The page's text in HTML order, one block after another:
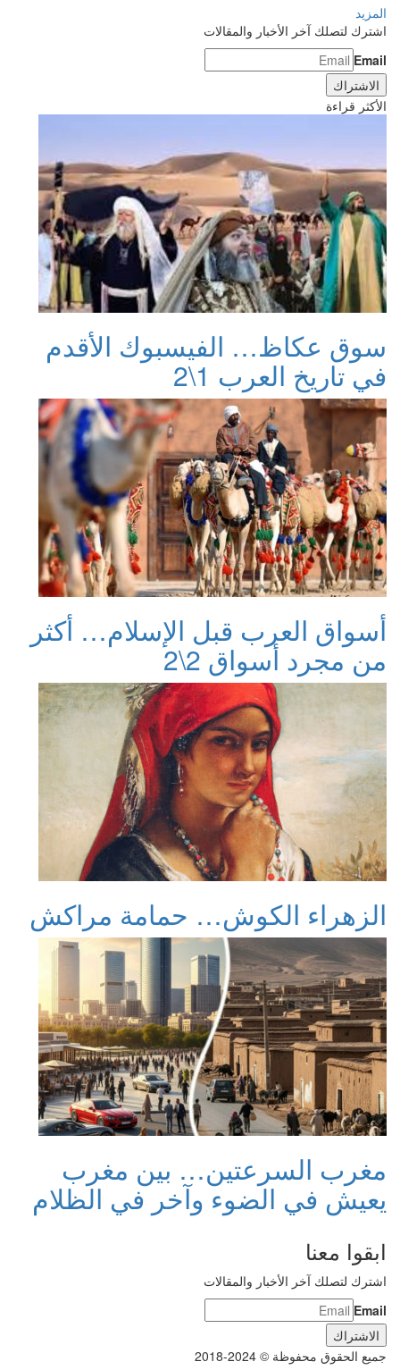
المزيد
اشترك لتصلك آخر الأخبار والمقالات
Email
الأكثر قراءة
سوق عكاظ… الفيسبوك الأقدم
في تاريخ العرب 1\2
أسواق العرب قبل الإسلام… أكثر
من مجرد أسواق 2\2
الزهراء الكوش… حمامة مراكش
مغرب السرعتين… بين مغرب
يعيش في الضوء وآخر في الظلام
ابقوا معنا
اشترك لتصلك آخر الأخبار والمقالات
Email
جميع الحقوق محفوظة © 2024-2018